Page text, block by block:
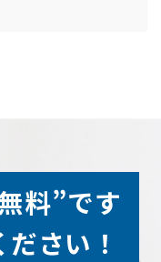
料”です
さい！